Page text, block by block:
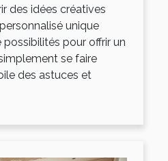
des idées créatives
unique
pour offrir un
se faire
des astuces et